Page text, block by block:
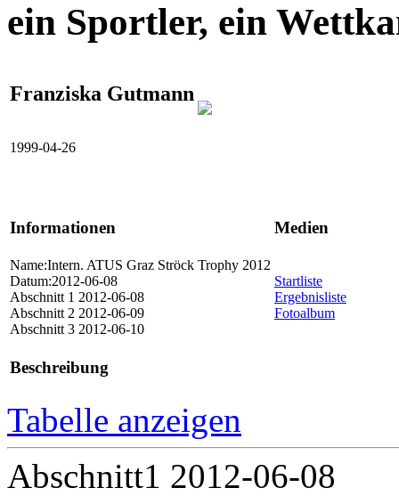
ein Sportler, ein
Franziska Gutmann
1999-04-26
Informationen Medien
Name:Intern. ATUS Graz Ströck Trophy 2012
Datum:2012-06-08
Abschnitt 1 2012-06-08
Abschnitt 2 2012-06-09
Abschnitt 3 2012-06-10
Startliste
Ergebnisliste
Fotoalbum
Beschreibung
Tabelle anzeigen
Abschnitt1 2012-06-08